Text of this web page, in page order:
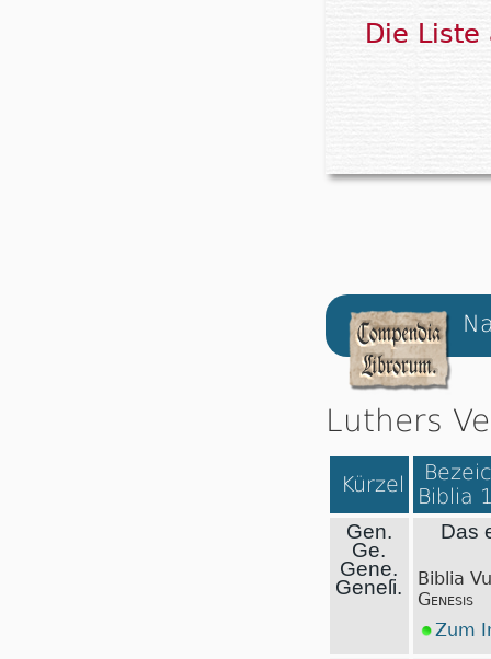
Die
Luthers
Kürzel
Biblia
Gen.
Ge.
Gene.
Geneſi.
Das
Biblia
Genesis
Zum